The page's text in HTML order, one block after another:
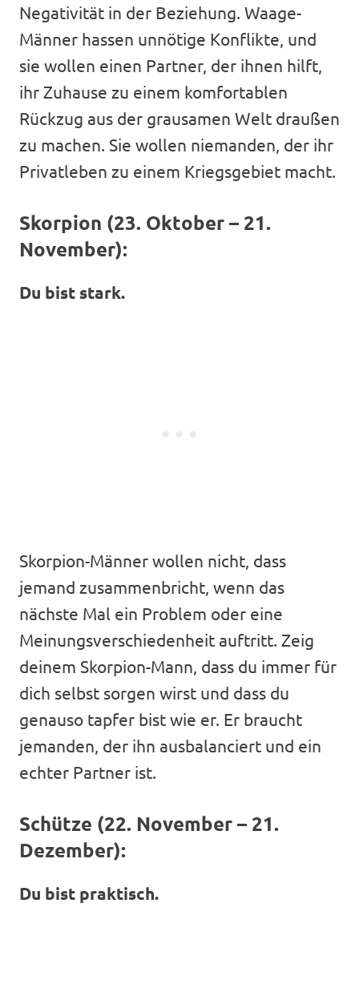
Negativität in der Beziehung. Waage-
Männer hassen unnötige Konflikte, und
sie wollen einen Partner, der ihnen hilft,
ihr Zuhause zu einem komfortablen
Rückzug aus der grausamen Welt draußen
zu machen. Sie wollen niemanden, der ihr
Privatleben zu einem Kriegsgebiet macht.
Skorpion (23. Oktober – 21.
November):
Du bist stark.
Skorpion-Männer wollen nicht, dass
jemand zusammenbricht, wenn das
nächste Mal ein Problem oder eine
Meinungsverschiedenheit auftritt. Zeig
deinem Skorpion-Mann, dass du immer für
dich selbst sorgen wirst und dass du
genauso tapfer bist wie er. Er braucht
jemanden, der ihn ausbalanciert und ein
echter Partner ist.
Schütze (22. November – 21.
Dezember):
Du bist praktisch.